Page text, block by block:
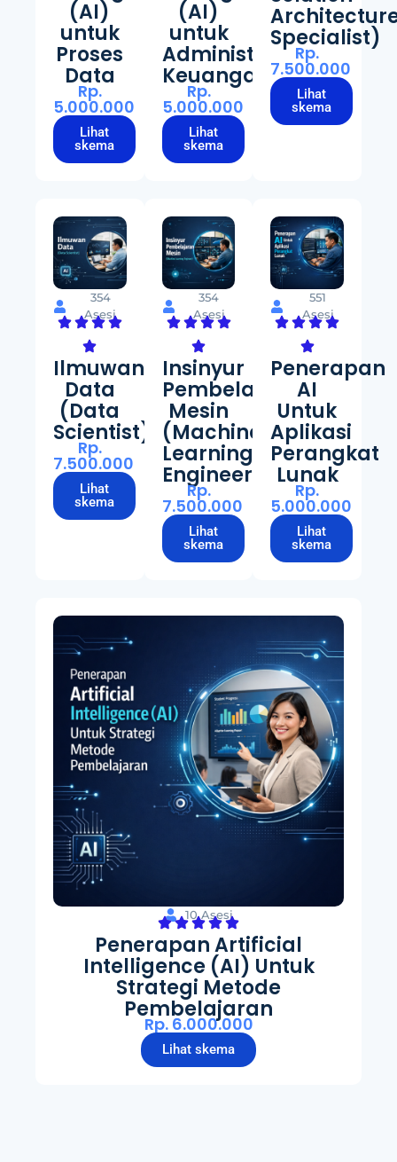
(AI)
untuk
Proses
Data
Rp.
5.000.000
Lihat
skema
(AI)
untuk
Administrasi
Keuangan
Rp.
5.000.000
Lihat
skema
Specialist)
Rp.
7.500.000
Lihat
skema
354
Asesi
Ilmuwan
Data
(Data
Scientist)
Rp.
7.500.000
Lihat
skema
354
Asesi
Insinyur
Pembelajaran
Mesin
(Machine
Learning
Engineer)
Rp.
7.500.000
Lihat
skema
551
Asesi
Penerapan
AI
Untuk
Aplikasi
Perangkat
Lunak
Rp.
5.000.000
Lihat
skema
10 Asesi
Penerapan Artificial
Intelligence (AI) Untuk
Strategi Metode
Pembelajaran
Rp. 6.000.000
Lihat skema